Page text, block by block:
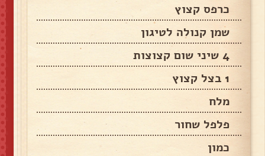
כרפס קצוץ
שמן קנולה לטיגון
4 שיני שום קצוצות
1 בצל קצוץ
מלח
פלפל שחור
כמון